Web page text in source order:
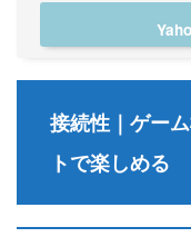
接続性｜ゲー
トで楽しめる